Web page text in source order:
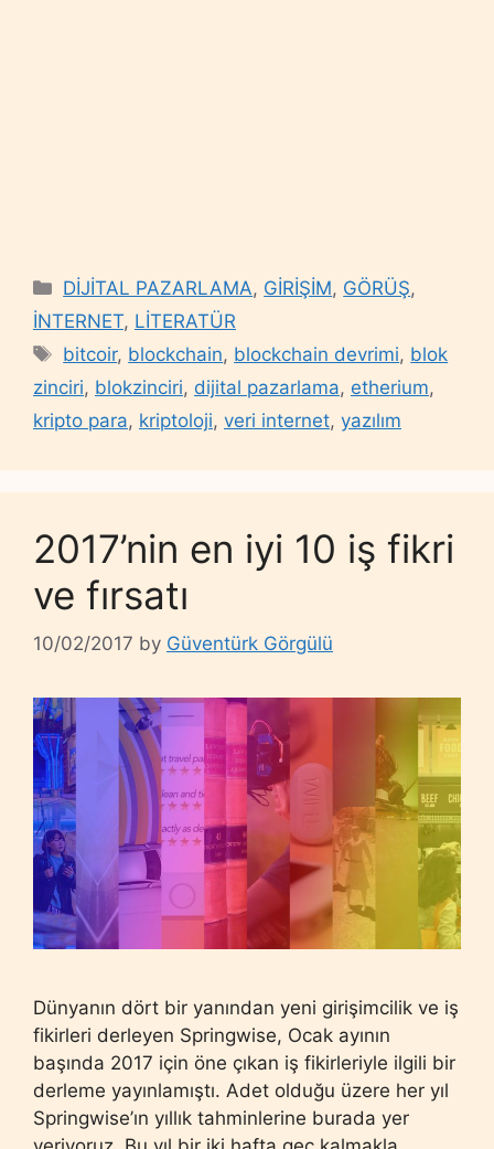
Categories
DİJİTAL PAZARLAMA, GİRİŞİM, GÖRÜŞ,
İNTERNET, LİTERATÜR
Tags
bitcoir, blockchain, blockchain devrimi, blok
zinciri, blokzinciri, dijital pazarlama, etherium,
kripto para, kriptoloji, veri internet, yazılım
2017’nin en iyi 10 iş fikri
ve fırsatı
10/02/2017 by Güventürk Görgülü
Dünyanın dört bir yanından yeni girişimcilik ve iş
fikirleri derleyen Springwise, Ocak ayının
başında 2017 için öne çıkan iş fikirleriyle ilgili bir
derleme yayınlamıştı. Adet olduğu üzere her yıl
Springwise’ın yıllık tahminlerine burada yer